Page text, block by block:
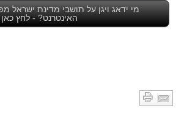
מי ידאג ויגן על תושבי מדינת ישראל
האינטרנט? - לחץ כאן